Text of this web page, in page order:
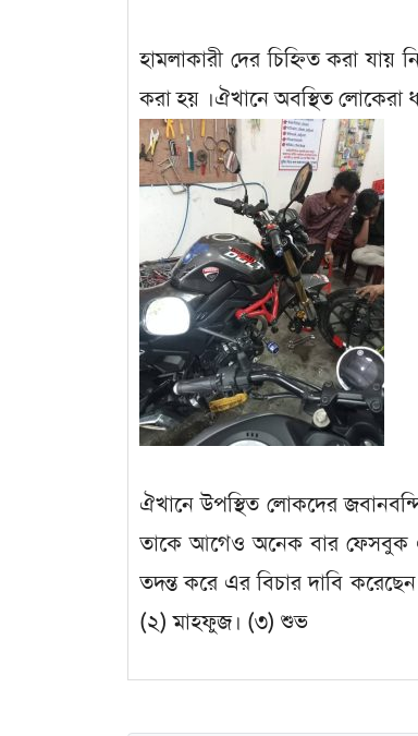
হামলাকারী দের চিহ্নিত করা যায়
করা হয় ।ঐখানে অবস্থিত লোকেরা
ঐখানে উপস্থিত লোকদের
তাকে আগেও অনেক বার ফেসবুক
তদন্ত করে এর বিচার দাবি
(২) মাহফুজ। (৩) শুভ